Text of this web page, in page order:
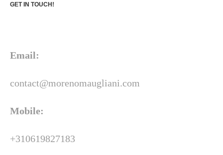
GET IN TOUCH!
Email:
contact@morenomaugliani.com
Mobile:
+310619827183